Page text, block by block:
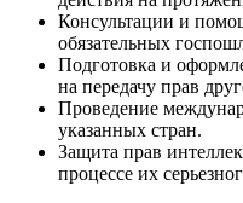
Консультации и
обязательных
Подготовка и
на передачу прав
Проведение
указанных стран.
Защита прав
процессе их